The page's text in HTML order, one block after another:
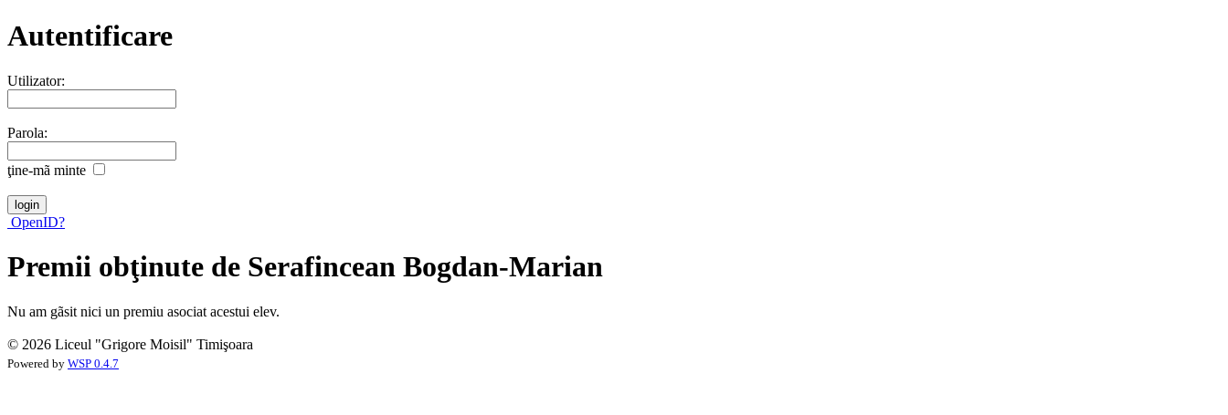
Autentificare
Utilizator:
Parola:
ţine-mã minte
OpenID?
Premii obţinute de Serafincean Bogdan-Marian
Nu am gãsit nici un premiu asociat acestui elev.
© 2026 Liceul "Grigore Moisil" Timişoara
Powered by WSP 0.4.7